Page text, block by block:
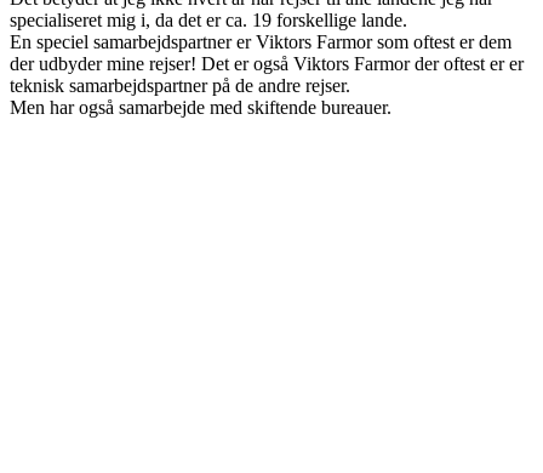
specialiseret mig i, da det er ca. 19 forskellige lande.
En speciel samarbejdspartner er Viktors Farmor som oftest er dem
der udbyder mine rejser! Det er også Viktors Farmor der oftest er er
teknisk samarbejdspartner på de andre rejser.
Men har også samarbejde med skiftende bureauer.